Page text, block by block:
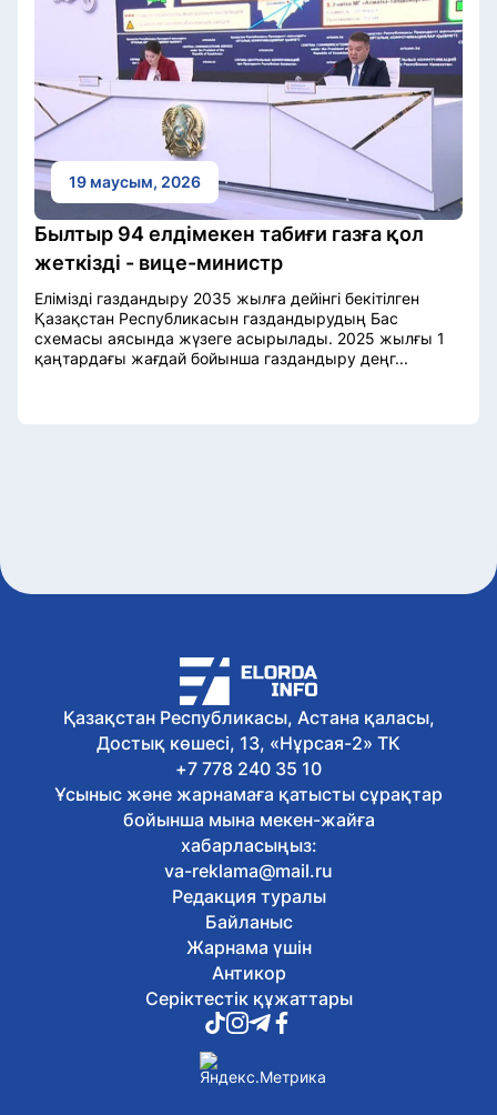
19 маусым, 2026
Былтыр 94 елдімекен табиғи газға қол
жеткізді - вице-министр
Елімізді газдандыру 2035 жылға дейінгі бекітілген
Қазақстан Республикасын газдандырудың Бас
схемасы аясында жүзеге асырылады. 2025 жылғы 1
қаңтардағы жағдай бойынша газдандыру деңг...
Қазақстан Республикасы, Астана қаласы,
Достық көшесі, 13, «Нұрсая-2» ТК
+7 778 240 35 10
Ұсыныс және жарнамаға қатысты сұрақтар
бойынша мына мекен-жайға
хабарласыңыз:
va-reklama@mail.ru
Редакция туралы
Байланыс
Жарнама үшін
Антикор
Серіктестік құжаттары